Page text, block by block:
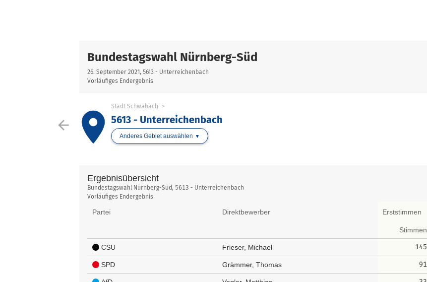
Bundestagswahl Nürnberg-Süd
26. September 2021, 5613 - Unterreichenbach
Vorläufiges Endergebnis
arrow_back place
Stadt Schwabach
5613 - Unterreichenbach
Anderes Gebiet auswählen
Ergebnisübersicht
Ergebnisübersicht
Bundestagswahl Nürnberg-Süd, 5613 - Unterreichenbach
Vorläufiges Endergebnis
Partei Direktbewerber Erststimmen
Stimmen
CSU Frieser, Michael 145
SPD Grämmer, Thomas 91